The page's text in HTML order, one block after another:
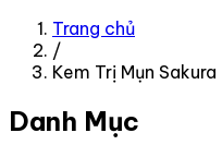
Trang chủ
/
Kem Trị Mụn Sakura
Danh Mục